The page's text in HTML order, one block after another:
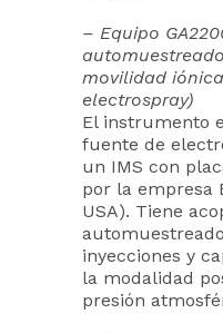
– Equipo
movilidad
electrospray)
El instrumento
fuente de
un IMS con
por la empresa
USA). Tiene
inyecciones y
la modalidad
presión